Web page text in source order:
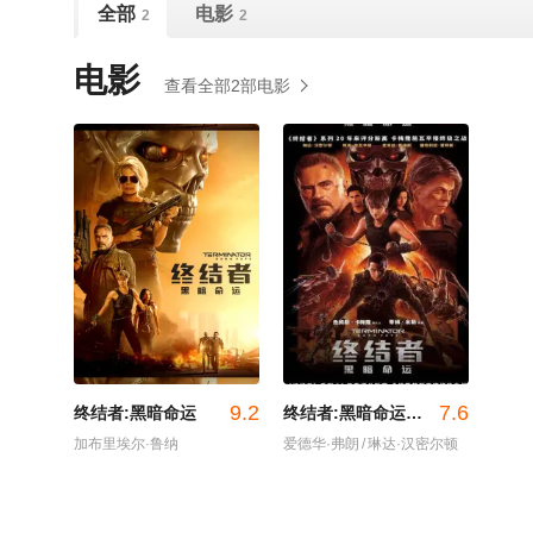
全部 2 电影 2
电影 查看全部2部电影
终结者:黑暗命运 9.2
加布里埃尔·鲁纳
终结者:黑暗命运 普通话版 7.6
爱德华·弗朗 /琳达·汉密尔顿